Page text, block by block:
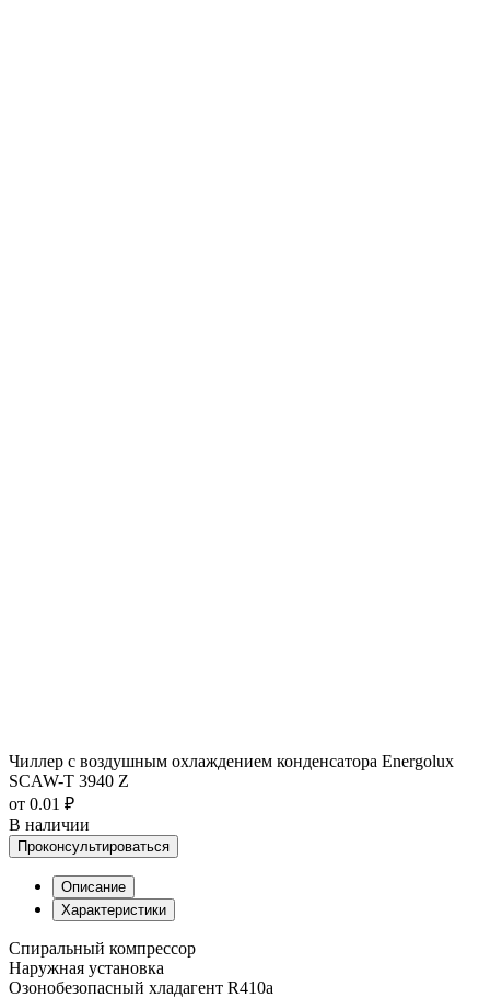
Чиллер с воздушным охлаждением конденсатора Energolux
SCAW-T 3940 Z
от 0.01 ₽
В наличии
Проконсультироваться
Описание
Характеристики
Спиральный компрессор
Наружная установка
Озонобезопасный хладагент R410a